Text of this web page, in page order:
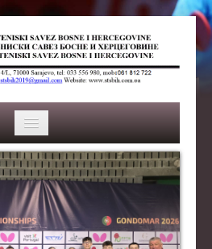
HOME
SAVEZ
ISTORIJA